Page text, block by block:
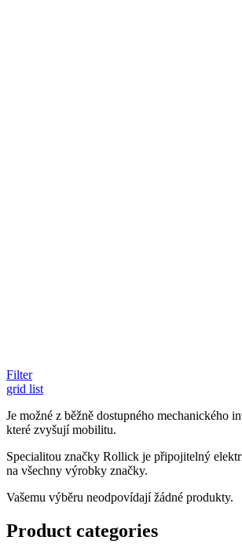
Filter
grid list
Je možné z běžně dostupného
které zvyšují mobilitu.
Specialitou značky Rollick je připojitelný
na všechny výrobky značky.
Vašemu výběru neodpovídají žádné produkty.
Product categories